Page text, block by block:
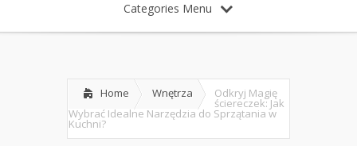
Categories Menu
Home Wnętrza Odkryj Magię
ściereczek: Jak
Wybrać Idealne Narzędzia do Sprzątania w
Kuchni?